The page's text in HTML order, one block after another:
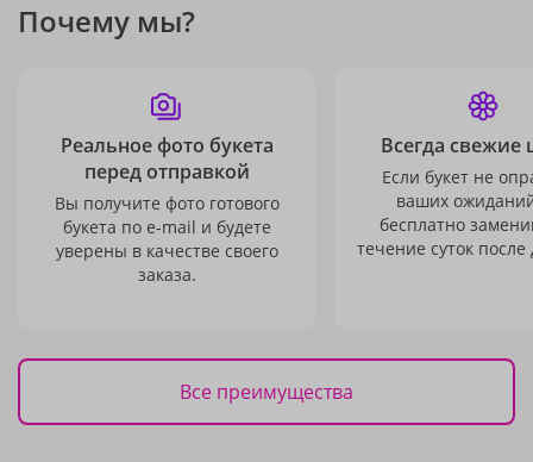
Почему мы?
Реальное фото букета
перед отправкой
Вы получите фото готового
букета по e-mail и будете
уверены в качестве своего
заказа.
Всегда свежие
Если букет не
ваших
бесплатно
течение суток после
Все преимущества